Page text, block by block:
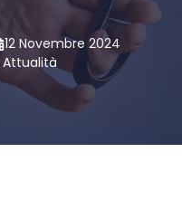
12 Novembre 2024
Attualità